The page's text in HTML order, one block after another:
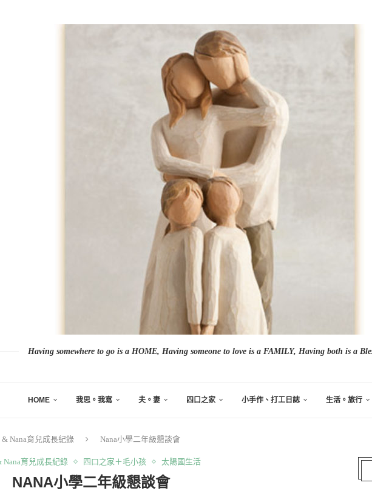
Having somewhere to go is a HOME, Having someone to love is a FAMILY, Having both is a
HOME 我思。我寫 夫。妻 四口之家 小手作、打工日誌 生活。旅行
Nana育兒成長紀錄 Nana小學二年級懇談會
Nana育兒成長紀錄 四口之家＋毛小孩 太陽國生活
NANA小學二年級懇談會